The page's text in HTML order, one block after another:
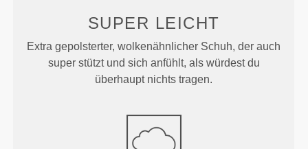
SUPER LEICHT
Extra gepolsterter, wolkenähnlicher Schuh, der auch
super stützt und sich anfühlt, als würdest du
überhaupt nichts tragen.